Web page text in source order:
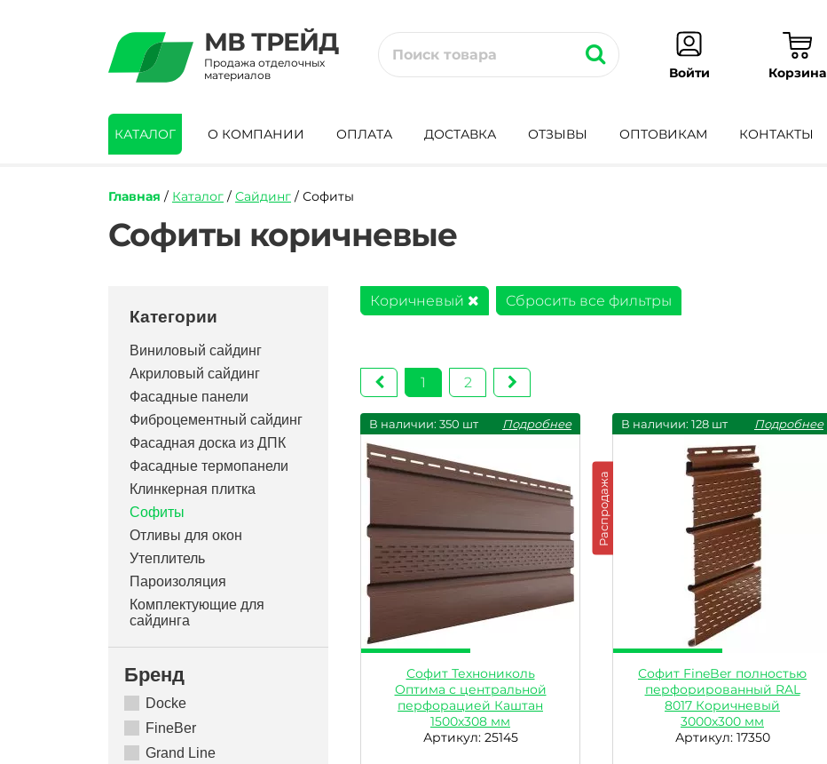
МВ ТРЕЙД
Продажа отделочных
материалов
Войти Корзина
КАТАЛОГ О КОМПАНИИ ОПЛАТА ДОСТАВКА ОТЗЫВЫ ОПТОВИКАМ КОНТАКТЫ
Главная / Каталог / Сайдинг / Софиты
Софиты коричневые
Категории
Виниловый сайдинг
Акриловый сайдинг
Фасадные панели
Фиброцементный сайдинг
Фасадная доска из ДПК
Фасадные термопанели
Клинкерная плитка
Софиты
Отливы для окон
Утеплитель
Пароизоляция
Комплектующие для
сайдинга
Бренд
Docke
FineBer
Grand Line
Коричневый Сбросить все фильтры
1 2
В наличии: 350 шт Подробнее
Софит Технониколь
Оптима с центральной
перфорацией Каштан
1500х308 мм
Артикул: 25145
Распродажа
В наличии: 128 шт Подробнее
Софит FineBer полностью
перфорированный RAL
8017 Коричневый
3000х300 мм
Артикул: 17350